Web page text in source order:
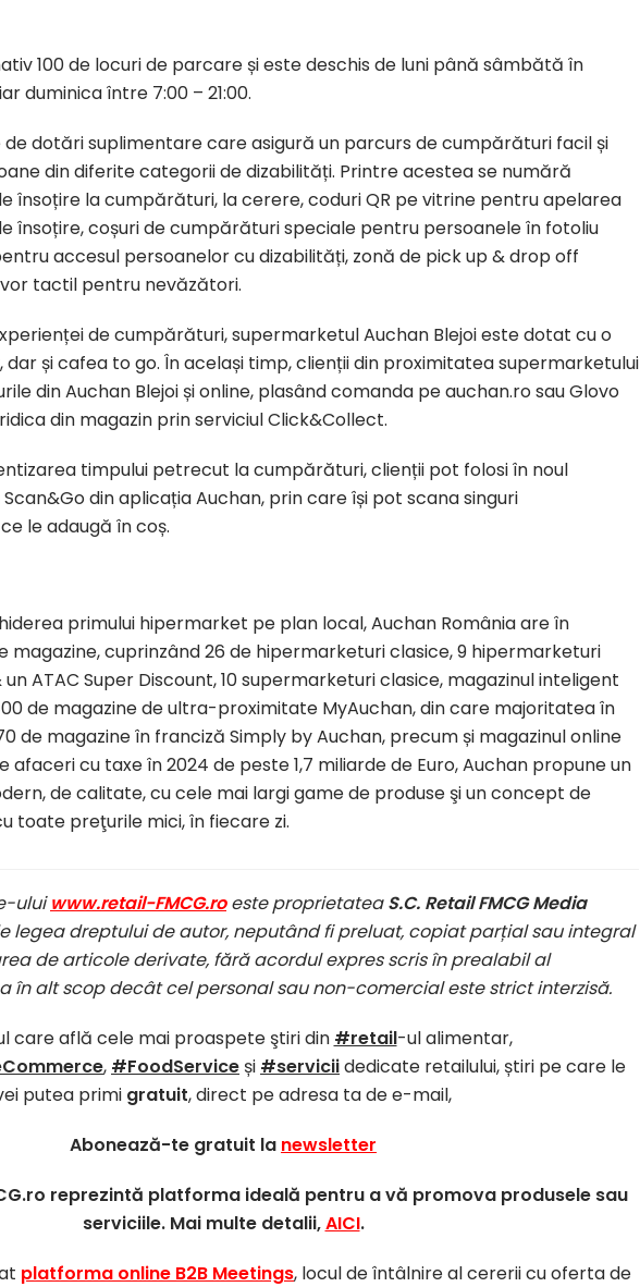
100 de locuri de parcare și este deschis de luni până sâmbătă în
duminica între 7:00 – 21:00.
de dotări suplimentare care asigură un parcurs de cumpărături facil și
din diferite categorii de dizabilități. Printre acestea se numără
însoțire la cumpărături, la cerere, coduri QR pe vitrine pentru apelarea
însoțire, coșuri de cumpărături speciale pentru persoanele în fotoliu
accesul persoanelor cu dizabilități, zonă de pick up & drop off
tactil pentru nevăzători.
de cumpărături, supermarketul Auchan Blejoi este dotat cu o
dar și cafea to go. În același timp, clienții din proximitatea supermarketului
din Auchan Blejoi și online, plasând comanda pe auchan.ro sau Glovo
din magazin prin serviciul Click&Collect.
timpului petrecut la cumpărături, clienții pot folosi în noul
din aplicația Auchan, prin care își pot scana singuri
le adaugă în coș.
primului hipermarket pe plan local, Auchan România are în
magazine, cuprinzând 26 de hipermarketuri clasice, 9 hipermarketuri
ATAC Super Discount, 10 supermarketuri clasice, magazinul inteligent
de magazine de ultra-proximitate MyAuchan, din care majoritatea în
de magazine în franciză Simply by Auchan, precum și magazinul online
afaceri cu taxe în 2024 de peste 1,7 miliarde de Euro, Auchan propune un
de calitate, cu cele mai largi game de produse şi un concept de
toate preţurile mici, în fiecare zi.
uluiwww.retail-FMCG.roeste proprietateaS.C. Retail FMCG Media
legea dreptului de autor, neputând fi preluat, copiat parțial sau integral
de articole derivate, fără acordul expres scris în prealabil al
în alt scop decât cel personal sau non-comercial este strict interzisă.
care află cele mai proaspete ştiri din #retail-ul alimentar,
, #FoodServiceși #serviciidedicate retailului, știri pe care le
putea primi gratuit, direct pe adresa ta de e-mail,
Abonează-te gratuit la newsletter
reprezintă platforma ideală pentru a vă promova produsele sau
serviciile. Mai multe detalii,AICI.
platforma online B2B Meetings, locul de întâlnire al cererii cu oferta de